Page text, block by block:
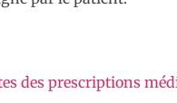
des prescriptions